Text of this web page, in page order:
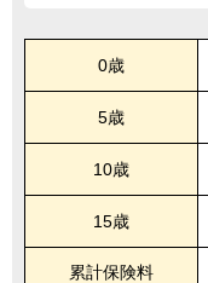
0歳
5歳
10歳
15歳
累計保険料